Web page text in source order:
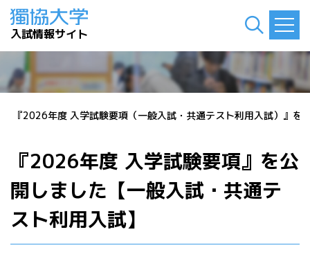
入試情報サイト
『2026年度 入学試験要項（一般入試・共通テスト利用入試）』を
『2026年度 入学試験要項』を公
開しました【一般入試・共通テ
スト利用入試】